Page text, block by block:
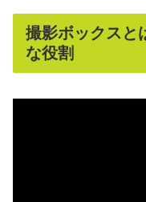
撮影ボックスと
な役割